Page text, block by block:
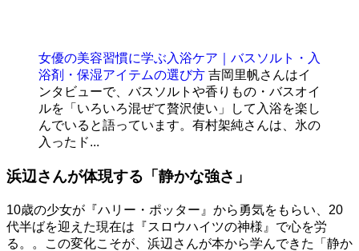
女優の美容習慣に学ぶ入浴ケア｜バスソルト・入
浴剤・保湿アイテムの選び方 吉岡里帆さんはイ
ンタビューで、バスソルトや香りもの・バスオイ
ルを「いろいろ混ぜて贅沢使い」して入浴を楽し
んでいると語っています。有村架純さんは、氷の
入ったド...
浜辺さんが体現する「静かな強さ」
10歳の少女が『ハリー・ポッター』から勇気をもらい、20
代半ばを迎えた現在は『スロウハイツの神様』で心を労
る。。この変化こそが、浜辺さんが本から学んできた「静か